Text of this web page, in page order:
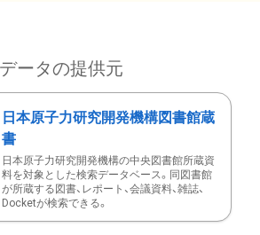
データの提供元
日本原子力研究開発機構図書館蔵
書
日本原子力研究開発機構の中央図書館所蔵資
料を対象とした検索データベース。同図書館
が所蔵する図書、レポート、会議資料、雑誌、
Docketが検索できる。